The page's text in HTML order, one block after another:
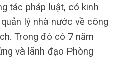
tác pháp luật, có kinh
lý nhà nước về công
Trong đó có 7 năm
và lãnh đạo Phòng